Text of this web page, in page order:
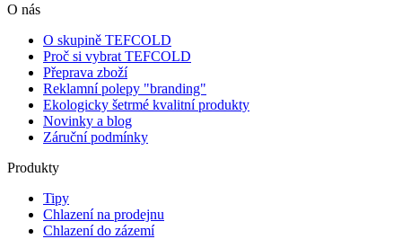
O nás
O skupině TEFCOLD
Proč si vybrat TEFCOLD
Přeprava zboží
Reklamní polepy "branding"
Ekologicky šetrmé kvalitní produkty
Novinky a blog
Záruční podmínky
Produkty
Tipy
Chlazení na prodejnu
Chlazení do zázemí